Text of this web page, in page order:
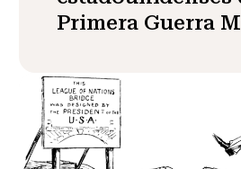
Primera Guerra